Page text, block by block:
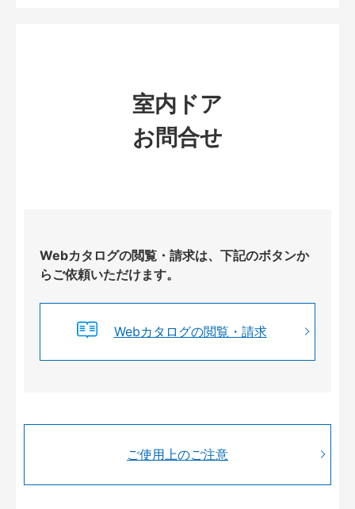
室内ドア
お問合せ
Webカタログの閲覧・請求は、下記のボタンか
らご依頼いただけます。
Webカタログの閲覧・請求
ご使用上のご注意